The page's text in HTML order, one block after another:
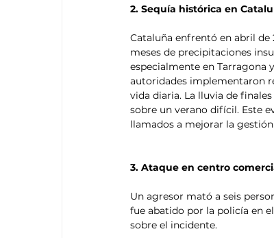
2. Sequía histórica en
Cataluña enfrentó en abril de
meses de precipitaciones
especialmente en Tarragona
autoridades implementaron
vida diaria. La lluvia de
sobre un verano difícil. Este
llamados a mejorar la
3. Ataque en centro
Un agresor mató a seis
fue abatido por la policía en
sobre el incidente. ​